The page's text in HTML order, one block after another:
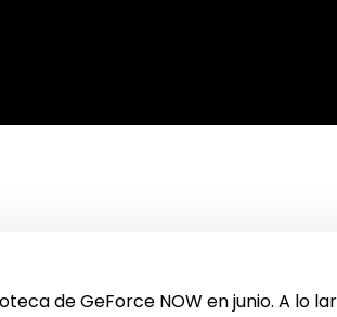
de GeForce NOW en junio. A lo